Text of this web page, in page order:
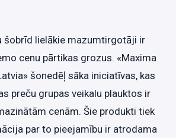
šobrīd lielākie mazumtirgotāji ir
cenu pārtikas grozus. «Maxima
šonedēļ sāka iniciatīvas, kas
preču grupas veikalu plauktos ir
cenām. Šie produkti tiek
par to pieejamību ir atrodama